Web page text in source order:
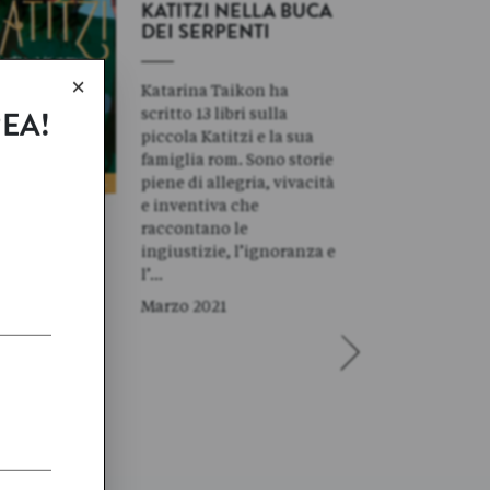
KATITZI NELLA BUCA
DEI SERPENTI
Katarina Taikon ha
scritto 13 libri sulla
piccola Katitzi e la sua
famiglia rom. Sono storie
piene di allegria, vivacità
e inventiva che
raccontano le
ingiustizie, l’ignoranza e
l’…
Marzo 2021
×